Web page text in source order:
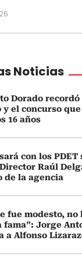
Noticias
Dorado recordó
y el concurso
16 años
con los
Raúl
de la agencia
fue modesto, no
fama”: Jorge
a Alfonso